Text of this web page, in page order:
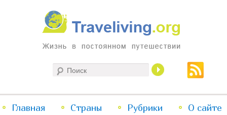
Traveliving
Жизнь в постоянном путешествии
меню
Перейти
Перейти
Главная Страны Рубрики О сайте